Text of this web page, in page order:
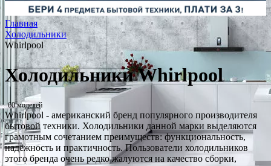
Главная
Холодильники
Whirlpool
Холодильники Whirlpool
60 моделей
Whirlpool - американский бренд популярного производителя
бытовой техники. Холодильники данной марки выделяются
грамотным сочетанием преимуществ: функциональность,
надёжность и практичность. Пользователи холодильников
этого бренда очень редко жалуются на качество сборки,